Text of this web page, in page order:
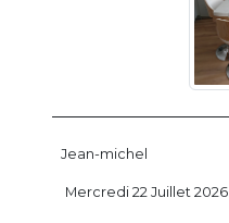
Jean-michel
Mercredi 22 Juillet 2026